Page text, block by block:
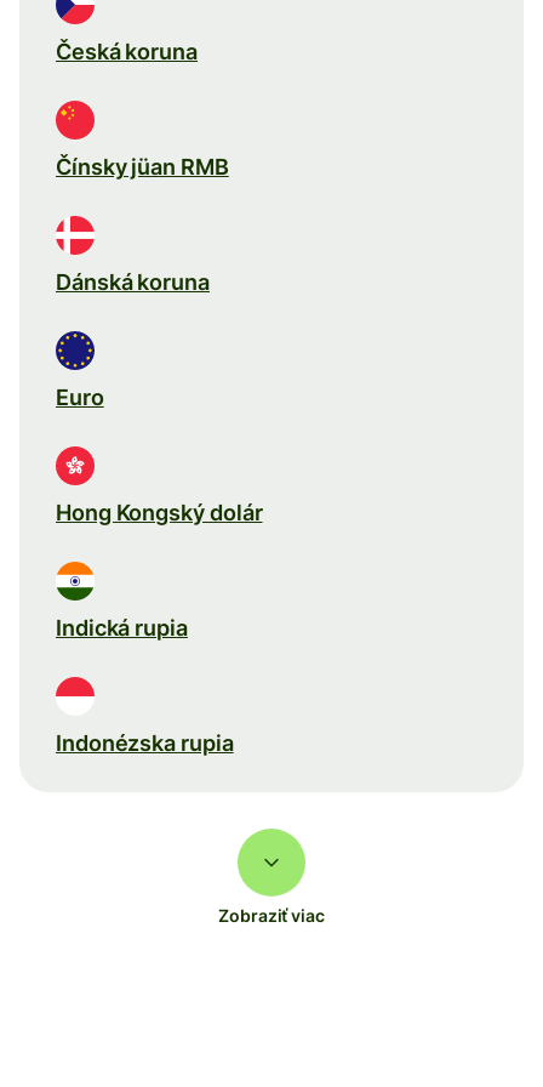
Česká koruna
Čínsky jüan RMB
Dánská koruna
Euro
Hong Kongský dolár
Indická rupia
Indonézska rupia
Zobraziť viac